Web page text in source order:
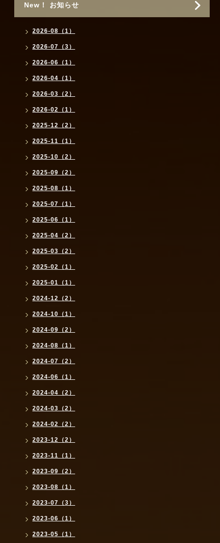
New！ お知らせ
2026-08（1）
2026-07（3）
2026-06（1）
2026-04（1）
2026-03（2）
2026-02（1）
2025-12（2）
2025-11（1）
2025-10（2）
2025-09（2）
2025-08（1）
2025-07（1）
2025-06（1）
2025-04（2）
2025-03（2）
2025-02（1）
2025-01（1）
2024-12（2）
2024-10（1）
2024-09（2）
2024-08（1）
2024-07（2）
2024-06（1）
2024-04（2）
2024-03（2）
2024-02（2）
2023-12（2）
2023-11（1）
2023-09（2）
2023-08（1）
2023-07（3）
2023-06（1）
2023-05（1）